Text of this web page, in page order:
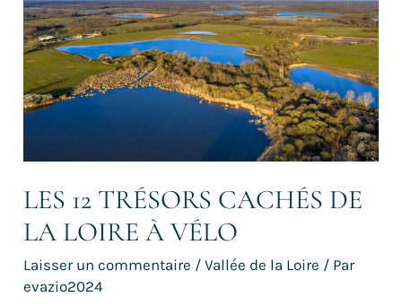
LES 12 TRÉSORS CACHÉS DE
LA LOIRE À VÉLO
Laisser un commentaire /Vallée de la Loire / Par
evazio2024
trésors
cachés
de
la
Loire
à